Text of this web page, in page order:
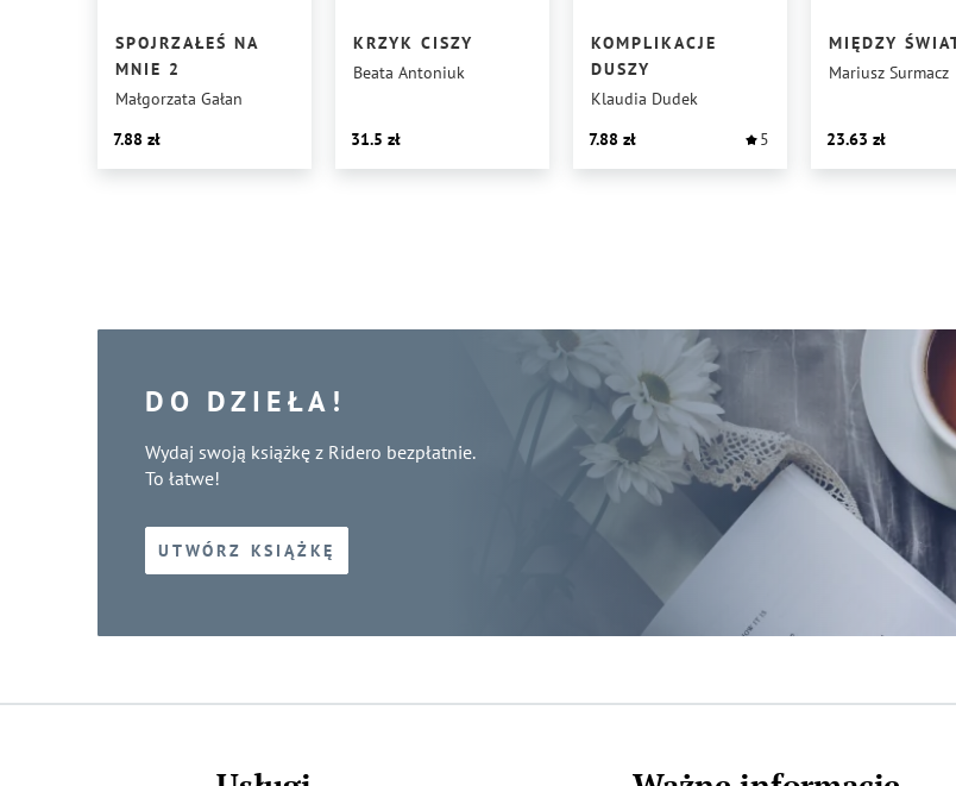
SPOJRZAŁEŚ NA
MNIE 2
Małgorzata Gałan
7.88
KRZYK CISZY
Beata Antoniuk
31.5
KOMPLIKACJE
DUSZY
Klaudia Dudek
7.88
5
MIĘDZY
Mariusz Surmacz
23.63
DO DZIEŁA!
Wydaj swoją książkę z Ridero bezpłatnie.
To łatwe!
UTWÓRZ KSIĄŻKĘ